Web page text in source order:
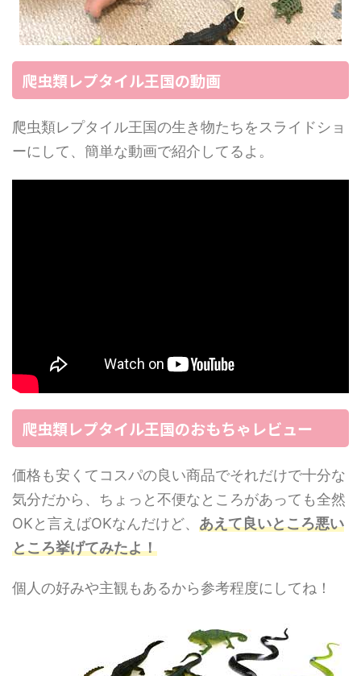
爬虫類レプタイル王国の動画
爬虫類レプタイル王国の生き物たちをスライドショ
ーにして、簡単な動画で紹介してるよ。
爬虫類レプタイル王国のおもちゃレビュー
価格も安くてコスパの良い商品でそれだけで十分な
気分だから、ちょっと不便なところがあっても全然
OKと言えばOKなんだけど、 あえて良いところ悪い
ところ挙げてみたよ！
個人の好みや主観もあるから参考程度にしてね！